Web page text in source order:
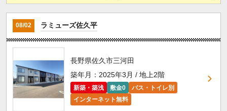
08/02 ラミューズ佐久平
長野県佐久市三河田
築年月：2025年3月 / 地上2階
新築・築浅 敷金0
バス・トイレ別
インターネット無料